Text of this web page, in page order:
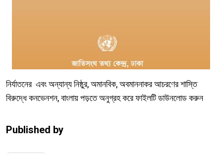
নির্যাতনের এবং অন্যান্য নিষ্ঠুর, অমানবিক, অবমাননাকর আচরণের শাস্তি
বিরুদ্ধে কনভেনশন, বাংলায় পড়তে অনুগ্রহ করে ফাইলটি ডাউনলোড করুন
Published by